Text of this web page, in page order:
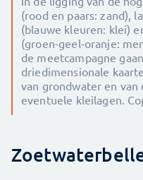
(rood en paars: zand),
(blauwe kleuren: klei)
(groen-geel-oranje:
de meetcampagne
driedimensionale
van grondwater en
eventuele kleilagen.